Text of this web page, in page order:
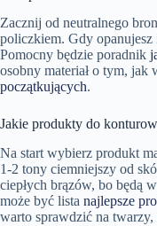
Zacznij od neutralnego
policzkiem. Gdy
Pomocny będzie poradnik
osobny materiał o tym, jak
początkujących.
Jakie produkty do
Na start wybierz produkt
1-2 tony ciemniejszy od
ciepłych brązów, bo będą
może być lista najlepsze
warto sprawdzić na twarzy,